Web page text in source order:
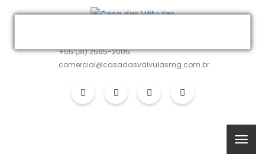
+55 (31) 2565-2005
comercial@casadasvalvulasmg.com.br